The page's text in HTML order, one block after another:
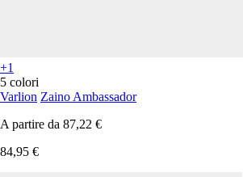
+1
5 colori
Varlion Zaino Ambassador
A partire da 87,22 €
84,95 €